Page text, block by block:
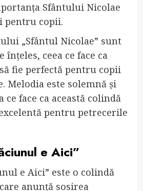
Sfântului Nicolae
pentru copii.
„Sfântul Nicolae” sunt
înțeles, ceea ce face ca
fie perfectă pentru copii
Melodia este solemnă și
ce face ca această colindă
pentru petrecerile
e Aici”
e Aici” este o colindă
anunță sosirea